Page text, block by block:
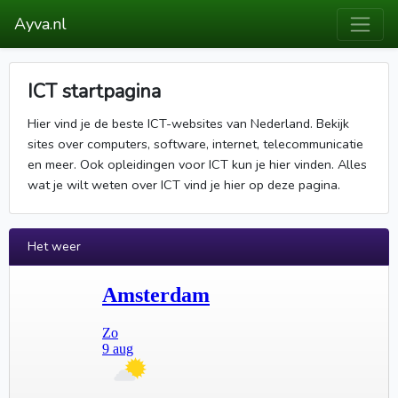
Ayva.nl
ICT startpagina
Hier vind je de beste ICT-websites van Nederland. Bekijk
sites over computers, software, internet, telecommunicatie
en meer. Ook opleidingen voor ICT kun je hier vinden. Alles
wat je wilt weten over ICT vind je hier op deze pagina.
Het weer